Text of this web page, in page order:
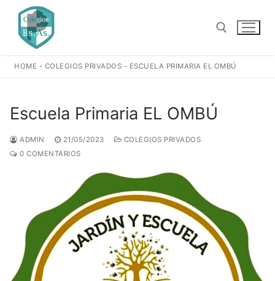
contenido
HOME - COLEGIOS PRIVADOS - ESCUELA PRIMARIA EL OMBÚ
Escuela Primaria EL OMBÚ
ADMIN 21/05/2023
COLEGIOS PRIVADOS
0 COMENTARIOS